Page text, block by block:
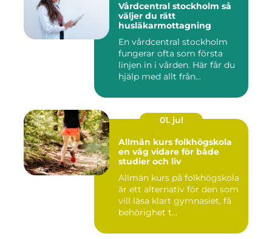
Vårdcentral stockholm så
väljer du rätt
husläkarmottagning
En vårdcentral stockholm
fungerar ofta som första
linjen in i vården. Här får du
hjälp med allt från...
01. jul
Allmän kurs folkhögskola
en väg vidare för både
studier och liv
Allmän kurs på folkhögskola
är ett alternativ för den som
vill läsa klart gymnasiet, få
behörighet t...